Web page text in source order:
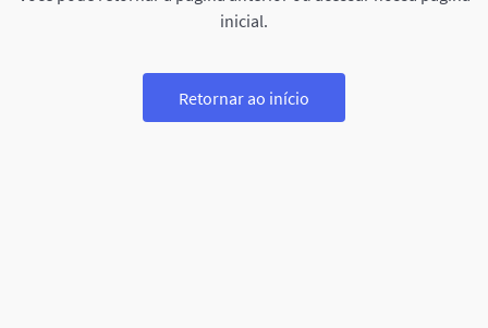
inicial.
Retornar ao início